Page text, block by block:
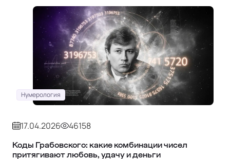
Нумерология
17.04.2026 46158
Коды Грабовского: какие комбинации чисел
притягивают любовь, удачу и деньги